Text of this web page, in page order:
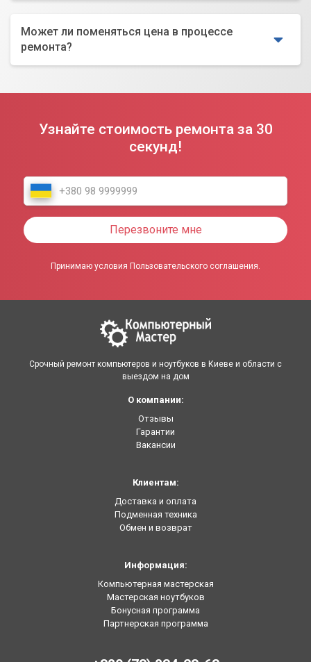
Может ли поменяться цена в процессе
ремонта?
Узнайте стоимость ремонта за 30
секунд!
Перезвоните мне
Принимаю условия Пользовательского соглашения.
Срочный ремонт компьютеров и ноутбуков в Киеве и области с
выездом на дом
О компании:
Отзывы
Гарантии
Вакансии
Клиентам:
Доставка и оплата
Подменная техника
Обмен и возврат
Информация:
Компьютерная мастерская
Мастерская ноутбуков
Бонусная программа
Партнерская программа